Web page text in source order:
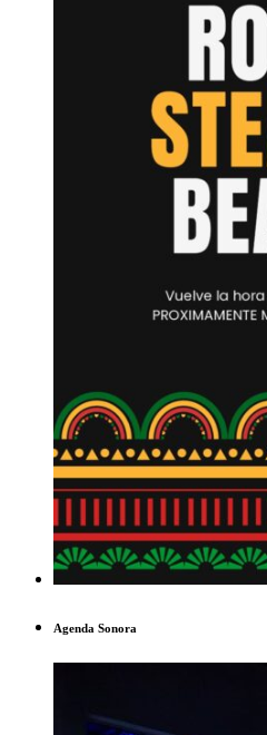
Agenda Sonora